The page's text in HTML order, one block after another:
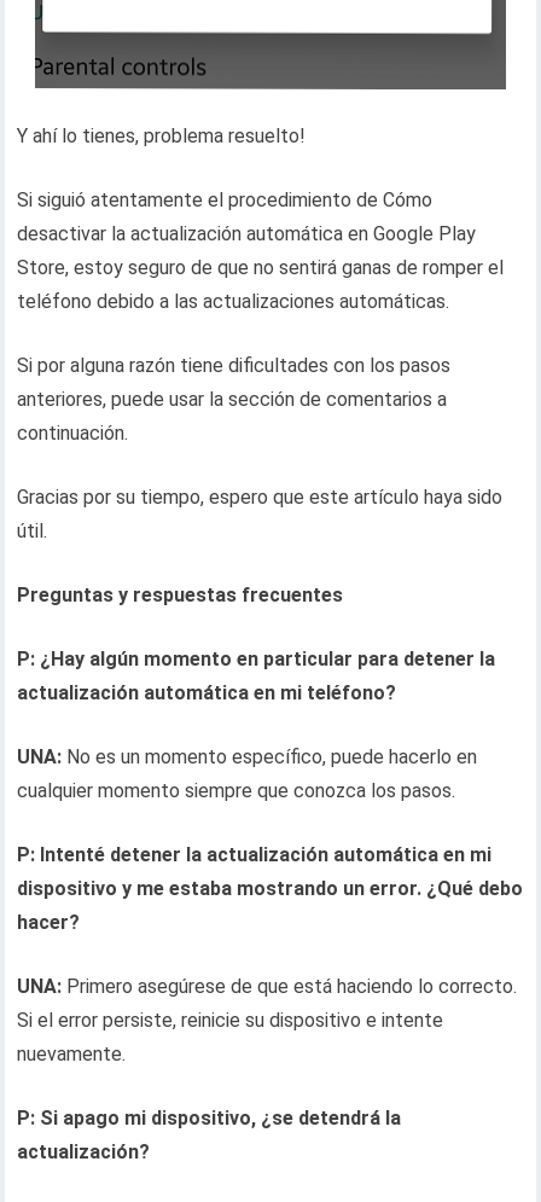
Y ahí lo tienes, problema resuelto!
Si siguió atentamente el procedimiento de Cómo
desactivar la actualización automática en Google Play
Store, estoy seguro de que no sentirá ganas de romper el
teléfono debido a las actualizaciones automáticas.
Si por alguna razón tiene dificultades con los pasos
anteriores, puede usar la sección de comentarios a
continuación.
Gracias por su tiempo, espero que este artículo haya sido
útil.
Preguntas y respuestas frecuentes
P: ¿Hay algún momento en particular para detener la
actualización automática en mi teléfono?
UNA: No es un momento específico, puede hacerlo en
cualquier momento siempre que conozca los pasos.
P: Intenté detener la actualización automática en mi
dispositivo y me estaba mostrando un error. ¿Qué debo
hacer?
UNA: Primero asegúrese de que está haciendo lo correcto.
Si el error persiste, reinicie su dispositivo e intente
nuevamente.
P: Si apago mi dispositivo, ¿se detendrá la
actualización?